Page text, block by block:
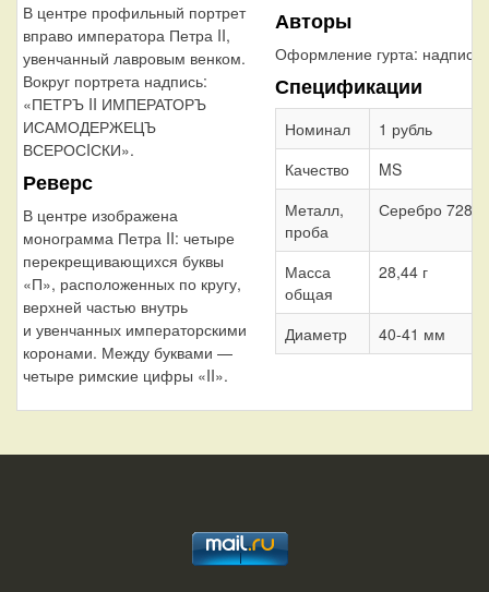
В центре профильный портрет
вправо императора Петра II,
увенчанный лавровым венком.
Вокруг портрета надпись:
«ПЕТРЪ II ИМПЕРАТОРЪ
ИСАМОДЕРЖЕЦЪ
ВСЕРОСIСКИ».
Реверс
В центре изображена
монограмма Петра II: четыре
перекрещивающихся буквы
«П», расположенных по кругу,
верхней частью внутрь
и увенчанных императорскими
коронами. Между буквами —
четыре римские цифры «II».
Авторы
Оформление гурта: надпись
Спецификации
Номинал
1 рубль
Качество
MS
Металл,
проба
Серебро 728
Масса
общая
28,44 г
Диаметр 40-41 мм